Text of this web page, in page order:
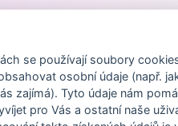
se používají soubory
osobní údaje (např.
zajímá). Tyto údaje nám
pro Vás a ostatní naše